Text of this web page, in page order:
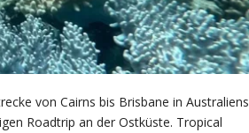
von Cairns bis Brisbane in Australiens
Roadtrip an der Ostküste. Tropical